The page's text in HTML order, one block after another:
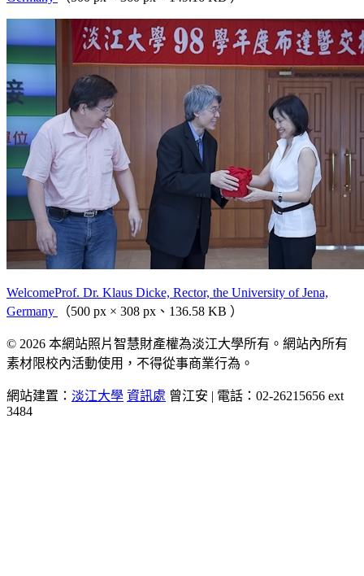
WelcomeProf. Dr. Klaus Dicke, Rector, the University of Jena,
Germany
（500 px × 308 px、136.58 KB ）
© 2026 本網站照片智慧財產權為淡江大學所有。網站內所有
素材限校內活動使用，不得從事商業行為。
網站建置： 淡江大學 資訊處 曾江安 | 電話：02-26215656 ext
3484